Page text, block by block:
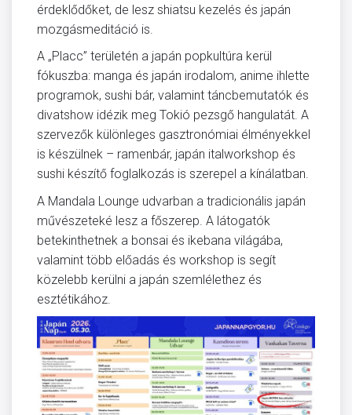
érdeklődőket, de lesz shiatsu kezelés és japán
mozgásmeditáció is.
A „Placc” területén a japán popkultúra kerül
fókuszba: manga és japán irodalom, anime ihlette
programok, sushi bár, valamint táncbemutatók és
divatshow idézik meg Tokió pezsgő hangulatát. A
szervezők különleges gasztronómiai élményekkel
is készülnek – ramenbár, japán italworkshop és
sushi készítő foglalkozás is szerepel a kínálatban.
A Mandala Lounge udvarban a tradicionális japán
művészeteké lesz a főszerep. A látogatók
betekinthetnek a bonsai és ikebana világába,
valamint több előadás és workshop is segít
közelebb kerülni a japán szemlélethez és
esztétikához.